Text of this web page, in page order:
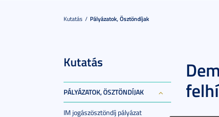
Kutatás Pályázatok, Ösztöndíjak
Kutatás
PÁLYÁZATOK, ÖSZTÖNDÍJAK
IM jogászösztöndíj pályázat